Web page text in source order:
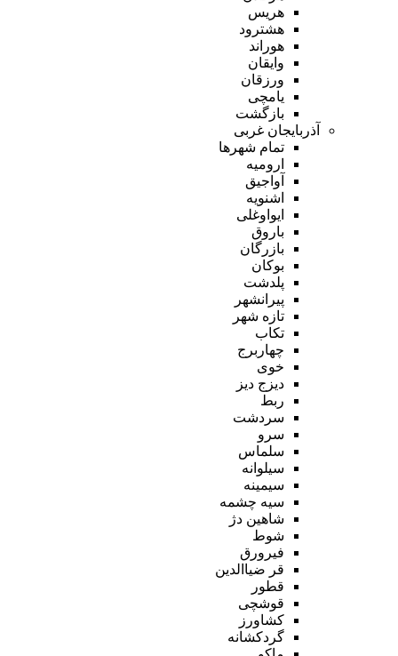
هریس
هشترود
هوراند
وایقان
ورزقان
یامچی
بازگشت
آذربایجان غربی
تمام شهر‌ها
ارومیه
آواجیق
اشنویه
ایواوغلی
باروق
بازرگان
بوکان
پلدشت
پیرانشهر
تازه شهر
تکاب
چهاربرج
خوی
دیزج دیز
ربط
سردشت
سرو
سلماس
سیلوانه
سیمینه
سیه چشمه
شاهین دژ
شوط
فیرورق
قر ضیاالدین
قطور
قوشچی
کشاورز
گردکشانه